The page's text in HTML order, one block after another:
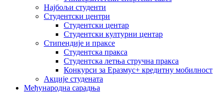
Најбољи студенти
Студентски центри
Студентски центар
Студентски културни центар
Стипендије и праксе
Студентска пракса
Студентска летња стручна пракса
Конкурси за Еразмус+ кредитну мобилност
Акције студената
Међународна сарадња